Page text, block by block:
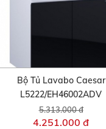
Bộ Tủ Lavabo Caesar
L5222/EH46002ADV
5.313.000 đ
4.251.000 đ